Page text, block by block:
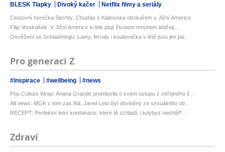
BLESK Tlapky Divoký kačer Netflix filmy a seriály
Cestovní horečka šlechty: Chuďas z Klatovska otrokářem v Jižní Americe
Filip Vondrášek: V Jižní Americe si lidé plují životem mnohem lehčeji,...
Osvěžení ve Schladmingu: Lamy, ferraty i koulovačka v létě jsou jen pá...
Pro generaci Z
#inspirace #wellbeing #news
Pop Culture Wrap: Ariana Grande promluvila o svém ústupu z veřejného ž...
Alt news: MGK v tom zas lítá, Jared Leto byl obviněný ze sexuálního ob...
RECEPT: Perfektní letní kombinace, které tě zchladí, i kdybys nechtěl*...
Zdraví